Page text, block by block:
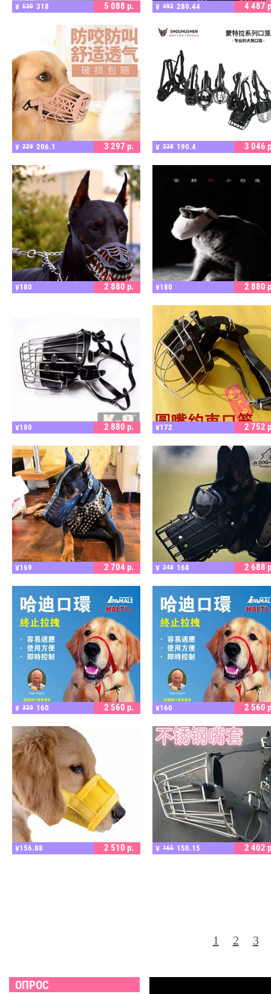
¥ 530 318 5 088 р. ¥ 492 280.44 4 487
ПОДРОБНЕЕ
¥ 229 206.1 3 297 р.
ПОДРОБНЕЕ
¥ 238 190.4 3 046
ПОДРОБНЕЕ
¥180 2 880 р.
ПОДРОБНЕЕ
¥180 2 880
ПОДРОБНЕЕ
¥180 2 880 р.
ПОДРОБНЕЕ
¥172 2 752
ПОДРОБНЕЕ
¥169 2 704 р.
ПОДРОБНЕЕ
¥ 248 168 2 688
ПОДРОБНЕЕ
¥ 320 160 2 560 р.
ПОДРОБНЕЕ
¥160 2 560
ПОДРОБНЕЕ
¥156.88 2 510 р.
ПОДРОБНЕЕ
¥ 165 150.15 2 402
1 2 3
ОПРОС